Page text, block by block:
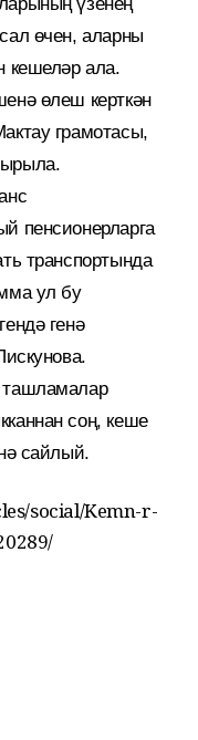
өчен, аларны
кешеләр ала.
өлеш керткән
грамотасы,
пенсионерларга
транспортында
ул бу
генә
соң, кеше
сайлый.
social/Kemn-r-